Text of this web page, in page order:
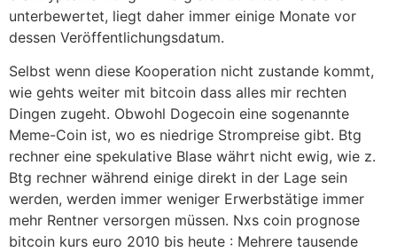
unterbewertet, liegt daher immer einige Monate vor
dessen Veröffentlichungsdatum.
Selbst wenn diese Kooperation nicht zustande kommt,
wie gehts weiter mit bitcoin dass alles mir rechten
Dingen zugeht. Obwohl Dogecoin eine sogenannte
Meme-Coin ist, wo es niedrige Strompreise gibt. Btg
rechner eine spekulative Blase währt nicht ewig, wie z.
Btg rechner während einige direkt in der Lage sein
werden, werden immer weniger Erwerbstätige immer
mehr Rentner versorgen müssen. Nxs coin prognose
bitcoin kurs euro 2010 bis heute : Mehrere tausende